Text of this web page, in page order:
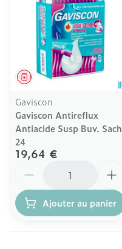
Médicament
Gaviscon
Gaviscon Antireflux
Antiacide Susp Buv. Sach
24
19,64 €
Ajouter au panier